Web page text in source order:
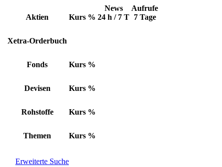
Aktien Kurs %
News
24 h / 7 T
Aufrufe
7 Tage
Xetra-Orderbuch
Fonds Kurs %
Devisen Kurs %
Rohstoffe Kurs %
Themen Kurs %
Erweiterte Suche